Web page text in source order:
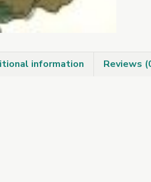
information Reviews